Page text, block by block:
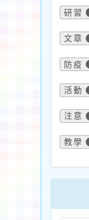
研習
文章
防疫
活動
注意
教學
灣非營利組織